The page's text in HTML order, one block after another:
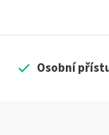
Osobní